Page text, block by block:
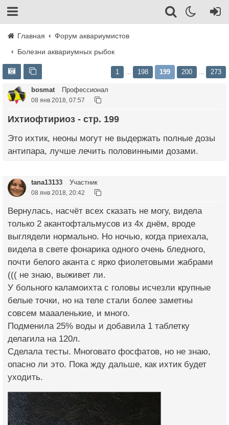
Главная
Форум аквариумистов
Болезни аквариумных рыбок
1 198 199 200 273
bosmat Профессионал
08 янв 2018, 07:57
Ихтиофтириоз - стр. 199
Это ихтик, неоны могут не выдержать полные дозы
антипара, лучше лечить половинными дозами.
tana13133 Участник
08 янв 2018, 20:42
Вернулась, насчёт всех сказать не могу, видела
только 2 акантофтальмусов из 4х днём, вроде
выглядели нормально. Но ночью, когда приехала,
видела в свете фонарика одного очень бледного,
почти белого аканта с ярко фиолетовыми жабрами
((( не знаю, выживет ли.
У больного каламоихта с головы исчезли крупные
белые точки, но на теле стали более заметны
совсем маааленькие, и много.
Подменила 25% воды и добавила 1 таблетку
делагила на 120л.
Сделала тесты. Многовато фосфатов, но не знаю,
опасно ли это. Пока жду дальше, как ихтик будет
уходить.